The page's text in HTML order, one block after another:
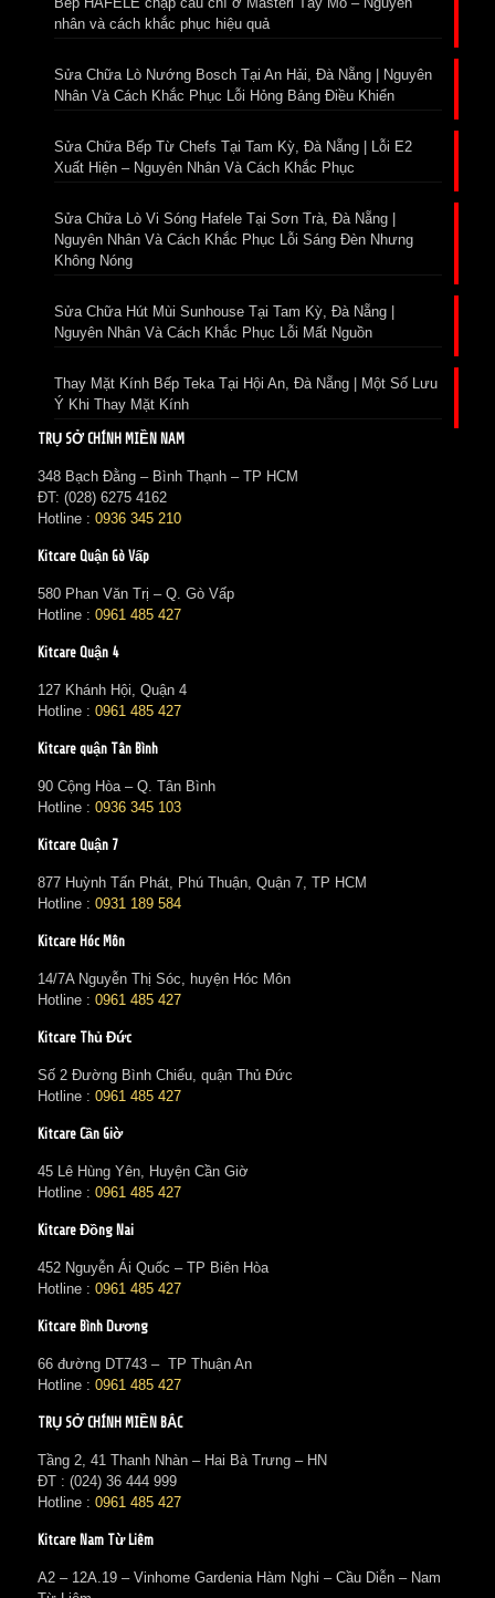
nhân và cách khắc phục hiệu quả
Sửa Chữa Lò Nướng Bosch Tại An Hải, Đà Nẵng | Nguyên
Nhân Và Cách Khắc Phục Lỗi Hỏng Bảng Điều Khiển
Sửa Chữa Bếp Từ Chefs Tại Tam Kỳ, Đà Nẵng | Lỗi E2
Xuất Hiện – Nguyên Nhân Và Cách Khắc Phục
Sửa Chữa Lò Vi Sóng Hafele Tại Sơn Trà, Đà Nẵng |
Nguyên Nhân Và Cách Khắc Phục Lỗi Sáng Đèn Nhưng
Không Nóng
Sửa Chữa Hút Mùi Sunhouse Tại Tam Kỳ, Đà Nẵng |
Nguyên Nhân Và Cách Khắc Phục Lỗi Mất Nguồn
Thay Mặt Kính Bếp Teka Tại Hội An, Đà Nẵng | Một Số Lưu
Ý Khi Thay Mặt Kính
TRỤ SỞ CHÍNH MIỀN NAM
348 Bạch Đằng – Bình Thạnh – TP HCM
ĐT: (028) 6275 4162
Hotline : 0936 345 210
Kitcare Quận Gò Vấp
580 Phan Văn Trị – Q. Gò Vấp
Hotline : 0961 485 427
Kitcare Quận 4
127 Khánh Hội, Quận 4
Hotline : 0961 485 427
Kitcare quận Tân Bình
90 Cộng Hòa – Q. Tân Bình
Hotline : 0936 345 103
Kitcare Quận 7
877 Huỳnh Tấn Phát, Phú Thuận, Quận 7, TP HCM
Hotline : 0931 189 584
Kitcare Hóc Môn
14/7A Nguyễn Thị Sóc, huyện Hóc Môn
Hotline : 0961 485 427
Kitcare Thủ Đức
Số 2 Đường Bình Chiểu, quận Thủ Đức
Hotline : 0961 485 427
Kitcare Cần Giờ
45 Lê Hùng Yên, Huyện Cần Giờ
Hotline : 0961 485 427
Kitcare Đồng Nai
452 Nguyễn Ái Quốc – TP Biên Hòa
Hotline : 0961 485 427
Kitcare Bình Dương
66 đường DT743 – TP Thuận An
Hotline : 0961 485 427
TRỤ SỞ CHÍNH MIỀN BẮC
Tầng 2, 41 Thanh Nhàn – Hai Bà Trưng – HN
ĐT : (024) 36 444 999
Hotline : 0961 485 427
Kitcare Nam Từ Liêm
A2 – 12A.19 – Vinhome Gardenia Hàm Nghi – Cầu Diễn – Nam